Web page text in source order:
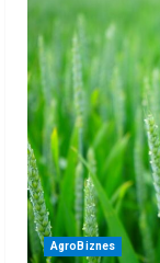
AgroBiznes